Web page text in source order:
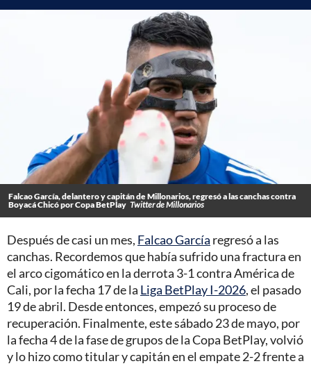
Falcao García, delantero y capitán de Millonarios, regresó a las canchas contra
Boyacá Chicó por Copa BetPlay Twitter de Millonarios
Después de casi un mes, Falcao García regresó a las
canchas. Recordemos que había sufrido una fractura en
el arco cigomático en la derrota 3-1 contra América de
Cali, por la fecha 17 de la Liga BetPlay I-2026, el pasado
19 de abril. Desde entonces, empezó su proceso de
recuperación. Finalmente, este sábado 23 de mayo, por
la fecha 4 de la fase de grupos de la Copa BetPlay, volvió
y lo hizo como titular y capitán en el empate 2-2 frente a